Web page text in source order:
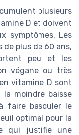
plusieurs
D et doivent
symptômes. Les
de plus de 60 ans,
peu et les
végane ou très
vitamine D sont
la moindre baisse
faire basculer le
optimal pour la
qui justifie une